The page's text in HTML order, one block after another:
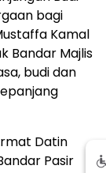
bagi
Kamal
Bandar Majlis
budi dan
Datin
Pasir